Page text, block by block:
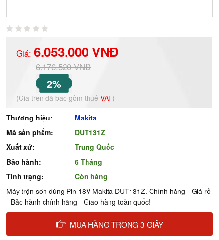
Giá:6.053.000 VNĐ
6.176.520 VNĐ
2%
(Giá trên đã bao gồm thuếVAT)
Thương hiệu:
Makita
Mã sản phẩm:
DUT131Z
Xuất xứ:
Trung Quốc
Bảo hành:
6 Tháng
Tình trạng:
Còn hàng
Máy trộn sơn dùng Pin 18V Makita DUT131Z. Chính hãng - Giá rẻ
- Bảo hành chính hãng - Giao hàng toàn quốc!
MUA HÀNG TRONG 3 GIÂY